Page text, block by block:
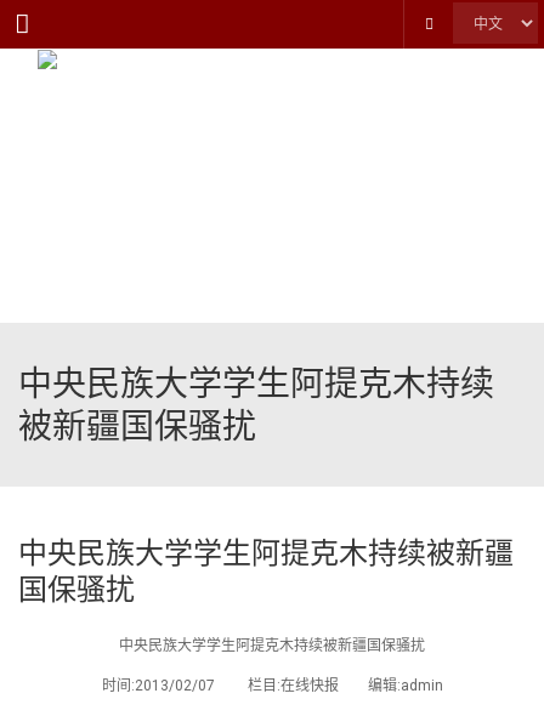
Menu
中央民族大学学生阿提克木持续
被新疆国保骚扰
中央民族大学学生阿提克木持续被新疆
国保骚扰
中央民族大学学生阿提克木持续被新疆国保骚扰
时间:2013/02/07 栏目:在线快报 编辑:admin